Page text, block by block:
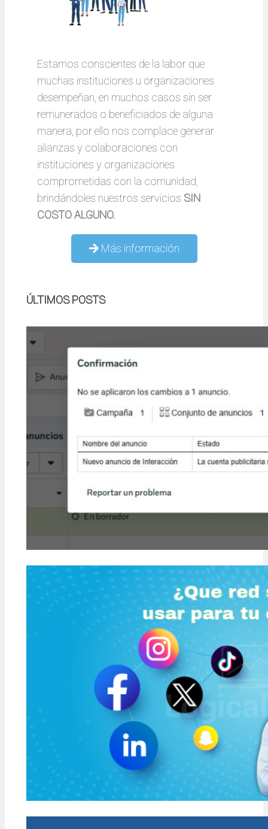
Estamos conscientes de la labor que
muchas instituciones u organizaciones
desempeñan, en muchos casos sin ser
remunerados o beneficiados de alguna
manera, por ello nos complace generar
alianzas y colaboraciones con
instituciones y organizaciones
comprometidas con la comunidad,
brindándoles nuestros servicios SIN
COSTO ALGUNO.
Más información
ÚLTIMOS POSTS